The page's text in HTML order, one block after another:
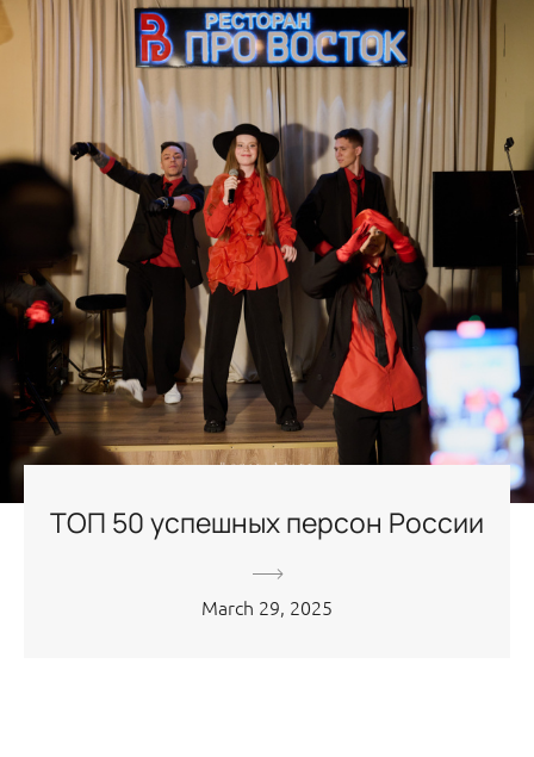
ТОП 50 успешных персон России
March 29, 2025